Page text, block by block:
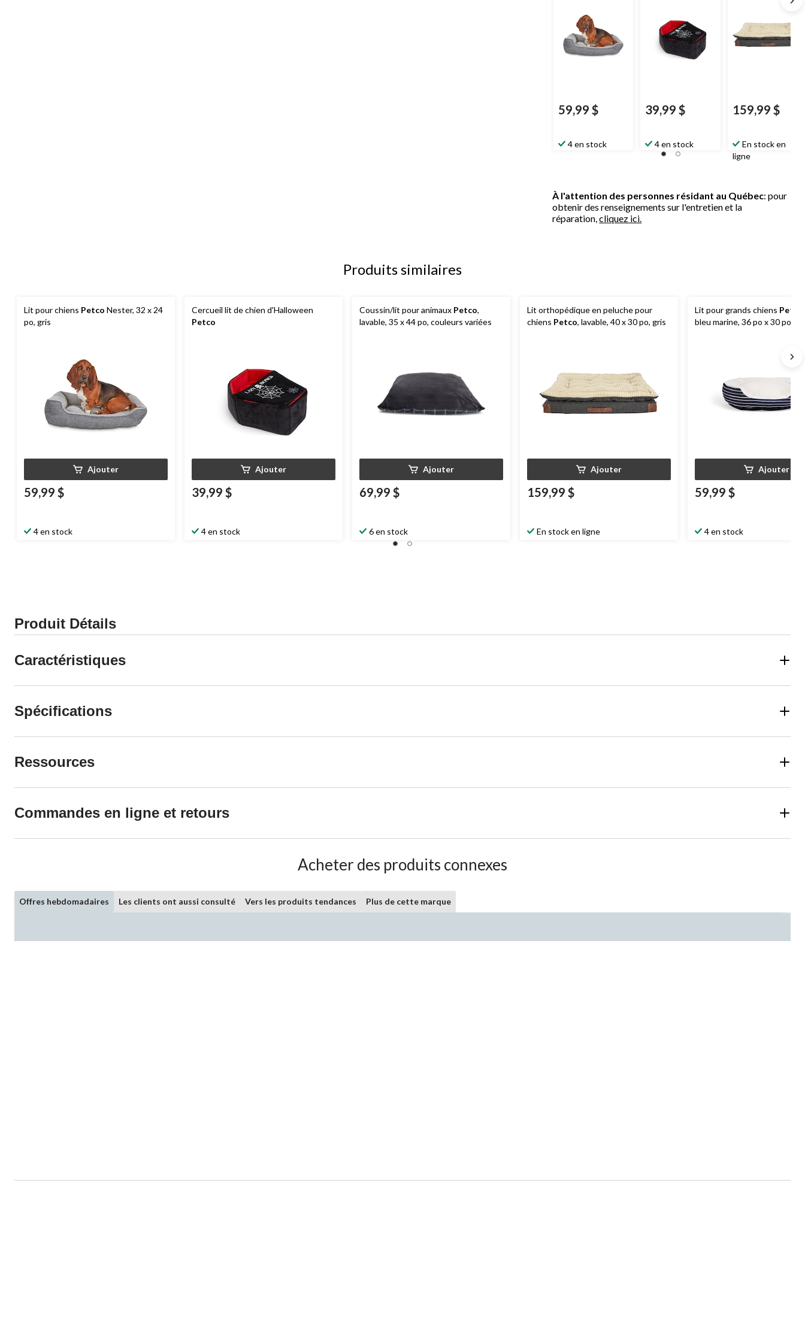
59,99 $
4 en stock
39,99 $
4 en stock
159,99 $
En stock en
ligne
À l'attention des personnes résidant au Québec: pour
obtenir des renseignements sur l'entretien et la
réparation,cliquez ici.
Produits similaires
Lit pour chiens Petco Nester, 32 x 24
po, gris
Ajouter
59,99 $
4 en stock
Cercueil lit de chien d'Halloween
Petco
Ajouter
39,99 $
4 en stock
Coussin/lit pour animaux Petco,
lavable, 35 x 44 po, couleurs variées
Ajouter
69,99 $
6 en stock
Lit orthopédique en peluche pour
chiens Petco, lavable, 40 x 30 po, gris
Ajouter
159,99 $
En stock en ligne
Lit pour grands chiens Petco
bleu marine, 36 po x 30 po
Ajouter
59,99 $
4 en stock
Produit Détails
Caractéristiques
Spécifications
Ressources
Commandes en ligne et retours
Acheter des produits connexes
Offres hebdomadaires Les clients ont aussi consulté Vers les produits tendances Plus de cette marque